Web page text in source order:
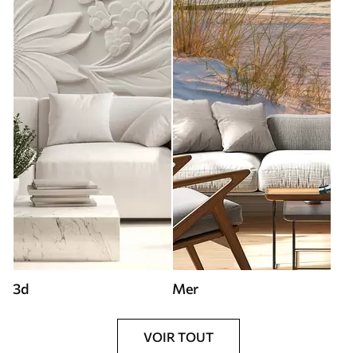
3d Mer
VOIR TOUT